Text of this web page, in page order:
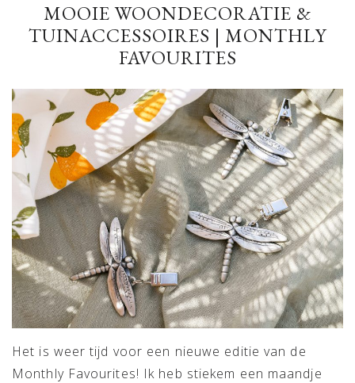
MOOIE WOONDECORATIE &
TUINACCESSOIRES | MONTHLY
FAVOURITES
Het is weer tijd voor een nieuwe editie van de
Monthly Favourites! Ik heb stiekem een maandje